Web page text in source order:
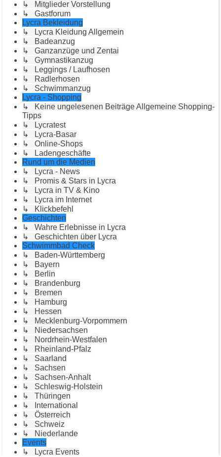
↳ Mitglieder Vorstellung
↳ Gastforum
Lycra Bekleidung
↳ Lycra Kleidung Allgemein
↳ Badeanzug
↳ Ganzanzüge und Zentai
↳ Gymnastikanzug
↳ Leggings / Laufhosen
↳ Radlerhosen
↳ Schwimmanzug
Lycra - Shopping
↳ Keine ungelesenen Beiträge Allgemeine Shopping-
Tipps
↳ Lycratest
↳ Lycra-Basar
↳ Online-Shops
↳ Ladengeschäfte
Rund um die Medien
↳ Lycra - News
↳ Promis & Stars in Lycra
↳ Lycra in TV & Kino
↳ Lycra im Internet
↳ Klickbefehl
Geschichten
↳ Wahre Erlebnisse in Lycra
↳ Geschichten über Lycra
Schwimmbad Check
↳ Baden-Württemberg
↳ Bayern
↳ Berlin
↳ Brandenburg
↳ Bremen
↳ Hamburg
↳ Hessen
↳ Mecklenburg-Vorpommern
↳ Niedersachsen
↳ Nordrhein-Westfalen
↳ Rheinland-Pfalz
↳ Saarland
↳ Sachsen
↳ Sachsen-Anhalt
↳ Schleswig-Holstein
↳ Thüringen
↳ International
↳ Österreich
↳ Schweiz
↳ Niederlande
Events
↳ Lycra Events